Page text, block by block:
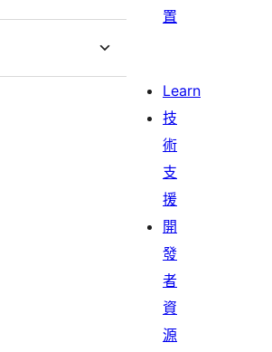
置
Learn
技
術
支
援
開
發
者
資
源